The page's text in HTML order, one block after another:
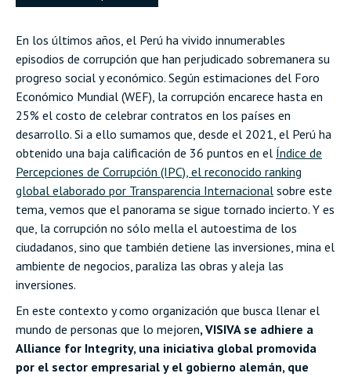
En los últimos años, el Perú ha vivido innumerables
episodios de corrupción que han perjudicado sobremanera su
progreso social y económico. Según estimaciones del Foro
Económico Mundial (WEF), la corrupción encarece hasta en
25% el costo de celebrar contratos en los países en
desarrollo. Si a ello sumamos que, desde el 2021, el Perú ha
obtenido una baja calificación de 36 puntos en el Índice de
Percepciones de Corrupción (IPC), el reconocido ranking
global elaborado por Transparencia Internacional sobre este
tema, vemos que el panorama se sigue tornado incierto. Y es
que, la corrupción no sólo mella el autoestima de los
ciudadanos, sino que también detiene las inversiones, mina el
ambiente de negocios, paraliza las obras y aleja las
inversiones.
En este contexto y como organización que busca llenar el
mundo de personas que lo mejoren, VISIVA se adhiere a
Alliance for Integrity, una iniciativa global promovida
por el sector empresarial y el gobierno alemán, que